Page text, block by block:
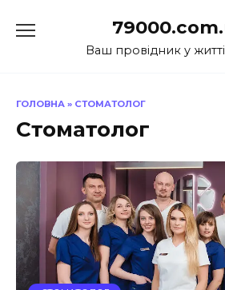
до
Ваш провідник у
ГОЛОВНА » СТОМАТОЛОГ
Стоматолог